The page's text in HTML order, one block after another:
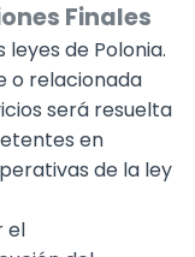
Finales
de Polonia.
o relacionada
será resuelta
en
de la ley
el